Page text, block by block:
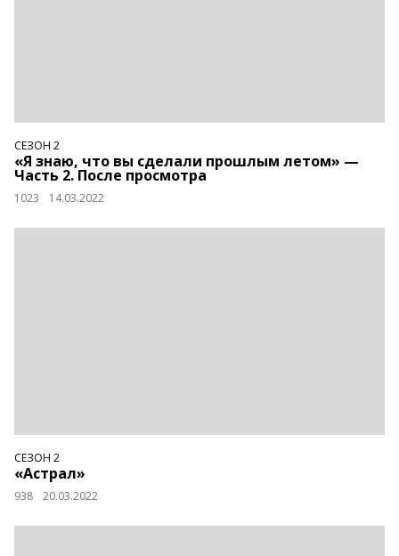
СЕЗОН 2
«Я знаю, что вы сделали прошлым летом» —
Часть 2. После просмотра
1023 14.03.2022
СЕЗОН 2
«Астрал»
938 20.03.2022